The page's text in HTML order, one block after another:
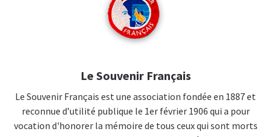
Le Souvenir Français
Le Souvenir Français est une association fondée en 1887 et
reconnue d’utilité publique le 1er février 1906 qui a pour
vocation d'honorer la mémoire de tous ceux qui sont morts